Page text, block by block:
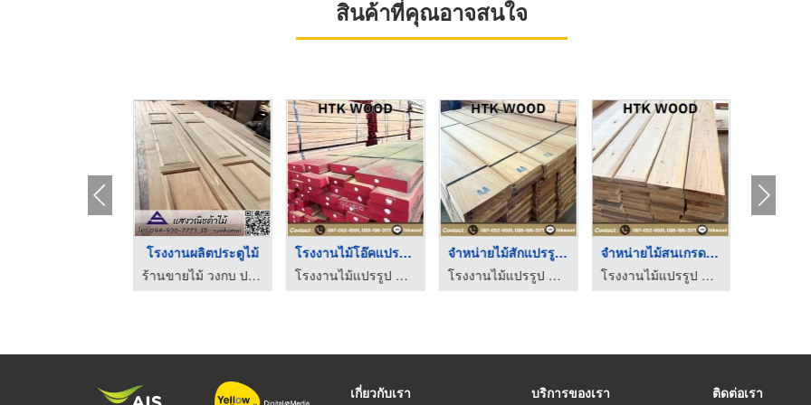
สินค้าที่คุณอาจสนใจ
โรงงานผลิตประตูไม้
ร้านขายไม้ วงกบ ประตู สมุทรปราการ แสงวณิชค้าไม้
โรงงานไม้โอ๊คแปรรูป ...
โรงงานไม้แปรรูป นนทบุรี - Htkwood
จำหน่ายไม้สักแปรรูป ...
โรงงานไม้แปรรูป นนทบุรี - Htkwood
จำหน่ายไม้สนเกรดมีตา ...
โรงงานไม้แปรรูป นนทบุรี - Htkwood
เกี่ยวกับเรา บริการของเรา ติดต่อเรา